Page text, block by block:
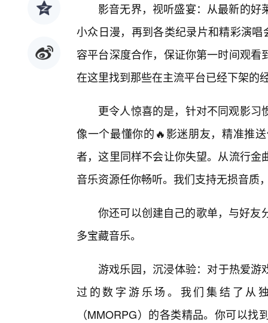
影音无界，视听盛宴：从最新的
小众日漫，再到各类纪录片和精彩演
容平台深度合作，保证你第一时间观
在这里找到那些在主流平台已经下架的
更令人惊喜的是，针对不同观影
像一个最懂你的🔥影迷朋友，精准推
者，这里同样不会让你失望。从流行
音乐资源任你畅听。我们支持无损音质
你还可以创建自己的歌单，与好友
多宝藏音乐。
游戏乐园，沉浸体验：对于热爱游
过的数字游乐场。我们集结了从
（MMORPG）的各类精品。你可以